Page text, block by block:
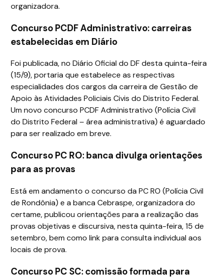
organizadora.
Concurso PCDF Administrativo: carreiras
estabelecidas em Diário
Foi publicada, no Diário Oficial do DF desta quinta-feira
(15/9), portaria que estabelece as respectivas
especialidades dos cargos da carreira de Gestão de
Apoio às Atividades Policiais Civis do Distrito Federal.
Um novo concurso PCDF Administrativo (Polícia Civil
do Distrito Federal – área administrativa) é aguardado
para ser realizado em breve.
Concurso PC RO: banca divulga orientações
para as provas
Está em andamento o concurso da PC RO (Polícia Civil
de Rondônia) e a banca Cebraspe, organizadora do
certame, publicou orientações para a realização das
provas objetivas e discursiva, nesta quinta-feira, 15 de
setembro, bem como link para consulta individual aos
locais de prova.
Concurso PC SC: comissão formada para